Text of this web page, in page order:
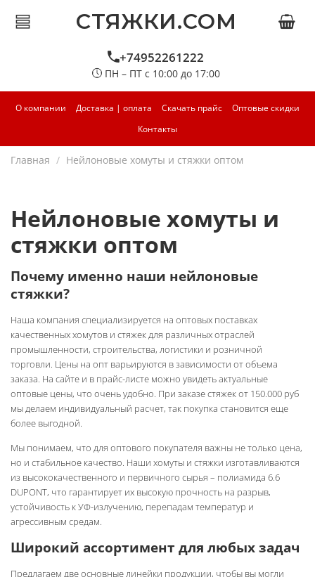
СТЯЖКИ.COM
+74952261222
ПН – ПТ с 10:00 до 17:00
О компании Доставка | оплата Скачать прайс
Оптовые скидки
Контакты
Главная Нейлоновые хомуты и стяжки оптом
Нейлоновые хомуты и
стяжки оптом
Почему именно наши нейлоновые
стяжки?
Наша компания специализируется на оптовых поставках
качественных хомутов и стяжек для различных отраслей
промышленности, строительства, логистики и розничной
торговли. Цены на опт варьируются в зависимости от объема
заказа. На сайте и в прайс-листе можно увидеть актуальные
оптовые цены, что очень удобно. При заказе стяжек от 150.000 руб
мы делаем индивидуальный расчет, так покупка становится еще
более выгодной.
Мы понимаем, что для оптового покупателя важны не только цена,
но и стабильное качество. Наши хомуты и стяжки изготавливаются
из высококачественного и первичного сырья – полиамида 6.6
DUPONT, что гарантирует их высокую прочность на разрыв,
устойчивость к УФ-излучению, перепадам температур и
агрессивным средам.
Широкий ассортимент для любых задач
Предлагаем две основные линейки продукции, чтобы вы могли